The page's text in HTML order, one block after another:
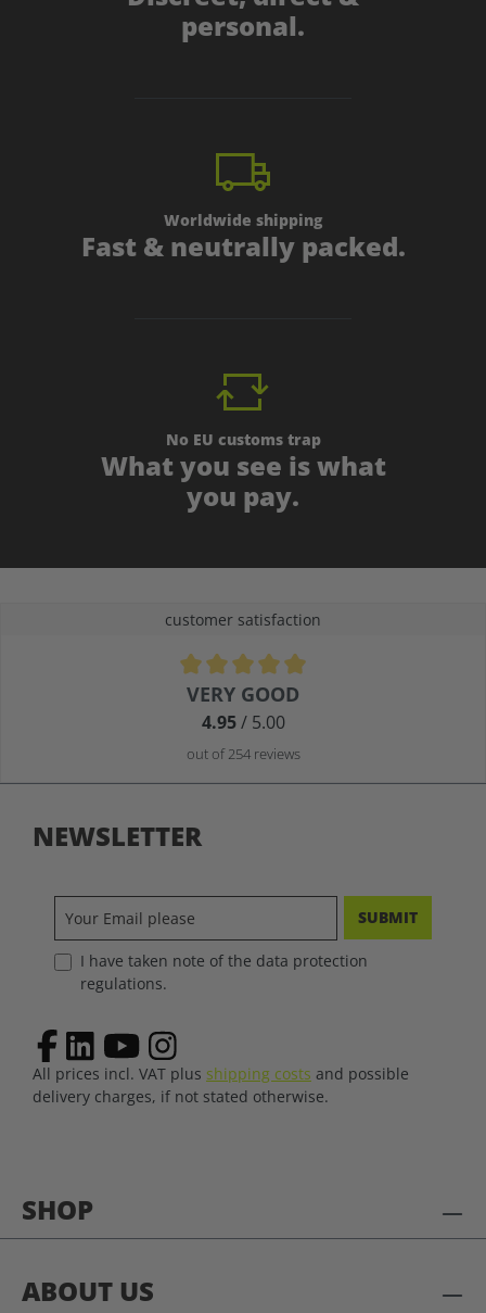
personal.
Worldwide shipping
Fast & neutrally packed.
No EU customs trap
What you see is what
you pay.
customer satisfaction
Average rating of 4.9 out of 5 stars
VERY GOOD
4.95/ 5.00
out of 254 reviews
SHOP
ABOUT US
NEWSLETTER
SUBMIT
I have taken note of the data protection
regulations.
All prices incl. VAT plus shipping costs and possible
delivery charges, if not stated otherwise.